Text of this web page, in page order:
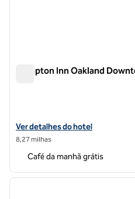
Hampton Inn Oakland
Exibir detalhes do hotel
Ver detalhes do hotel
8,27 milhas
Café da manhã grátis
1 de 12